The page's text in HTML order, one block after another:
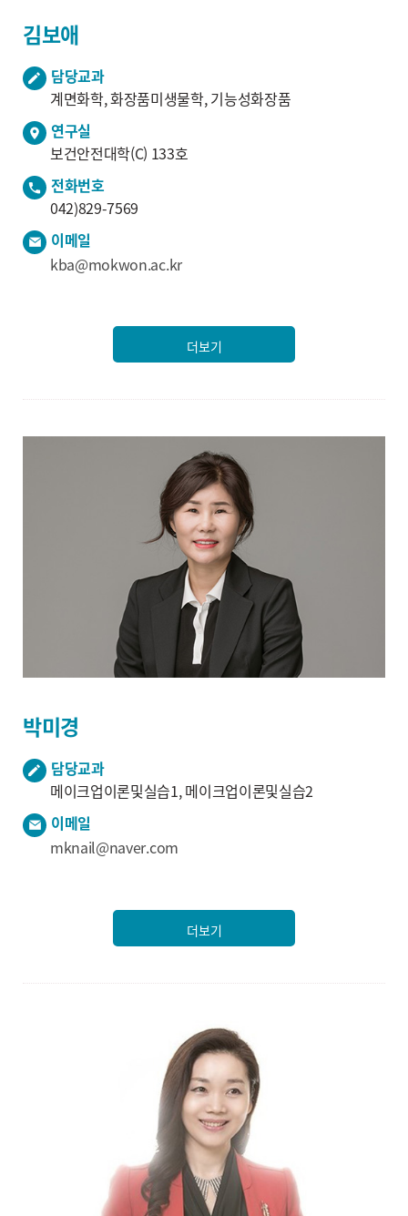
김보애
담당교과
계면화학, 화장품미생물학, 기능성화장품
연구실
보건안전대학(C) 133호
전화번호
042)829-7569
이메일
kba@mokwon.ac.kr
더보기
박미경
담당교과
메이크업이론및실습1, 메이크업이론및실습2
이메일
mknail@naver.com
더보기